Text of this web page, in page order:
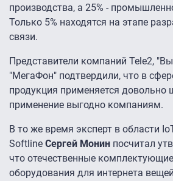
производства, а 25% -
Только 5% находятся на этапе
связи.
Представители компаний Tele2,
"МегаФон" подтвердили, что в
продукция применяется довольно
применение выгодно компаниям.
В то же время эксперт в области
Softline Сергей Монин посчитал
что отечественные
оборудования для интернета